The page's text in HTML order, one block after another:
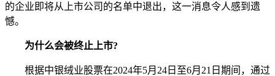
的企业即将从上市公司的名单中退出，这一消息令人感到遗
憾。
为什么会被终止上市?
根据中银绒业股票在2024年5月24日至6月21日期间，通过